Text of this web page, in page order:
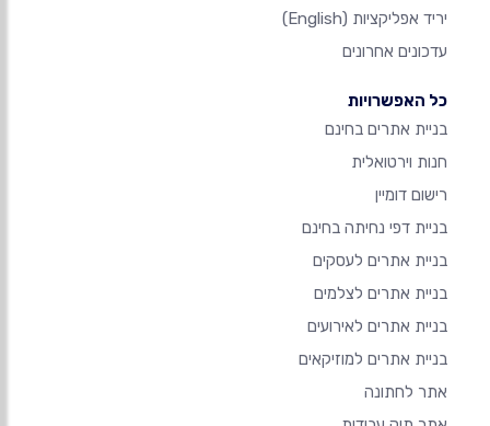
יריד אפליקציות (English)
עדכונים אחרונים
כל האפשרויות
בניית אתרים בחינם
חנות וירטואלית
רישום דומיין
בניית דפי נחיתה בחינם
בניית אתרים לעסקים
בניית אתרים לצלמים
בניית אתרים לאירועים
בניית אתרים למוזיקאים
אתר לחתונה